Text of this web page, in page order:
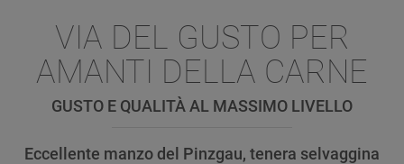
VIA DEL GUSTO PER
AMANTI DELLA CARNE
GUSTO E QUALITÀ AL MASSIMO LIVELLO
Eccellente manzo del Pinzgau, tenera selvaggina